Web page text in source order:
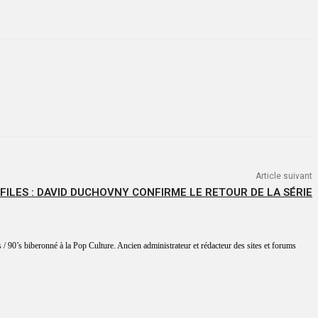
Article suivant
: DAVID DUCHOVNY CONFIRME LE RETOUR DE LA SÉRIE
biberonné à la Pop Culture. Ancien administrateur et rédacteur des sites et forums